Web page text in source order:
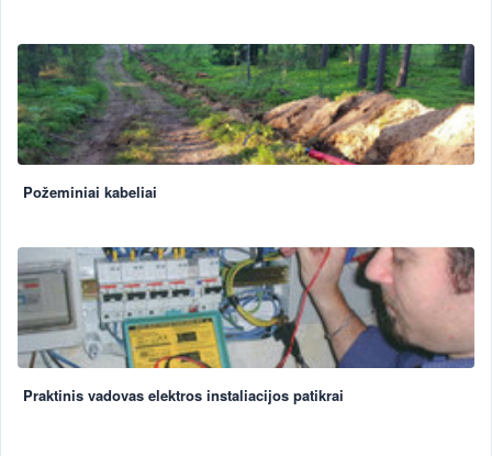
Požeminiai kabeliai
Praktinis vadovas elektros instaliacijos patikrai